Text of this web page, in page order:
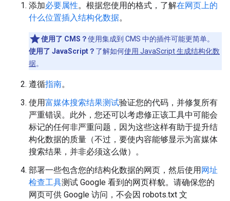
添加必要属性。根据您使用的格式，了解在网页上的
什么位置插入结构化数据。
使用了 CMS？使用集成到 CMS 中的插件可能更简单。
使用了 JavaScript？ 了解如何使用 JavaScript 生成结构化数
据。
遵循指南。
使用富媒体搜索结果测试验证您的代码，并修复所有
严重错误。此外，您还可以考虑修正该工具中可能会
标记的任何非严重问题，因为这些这样有助于提升结
构化数据的质量（不过，要使内容能够显示为富媒体
搜索结果，并非必须这么做）。
部署一些包含您的结构化数据的网页，然后使用网址
检查工具测试 Google 看到的网页样貌。请确保您的
网页可供 Google 访问，不会因 robots.txt 文